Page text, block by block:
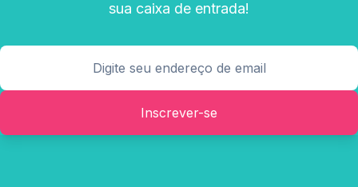
sua caixa de entrada!
Inscrever-se